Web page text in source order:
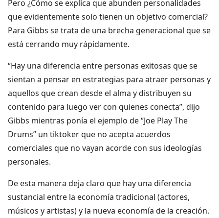
Pero ¿Cómo se explica que abunden personalidades
que evidentemente solo tienen un objetivo comercial?
Para Gibbs se trata de una brecha generacional que se
está cerrando muy rápidamente.
“Hay una diferencia entre personas exitosas que se
sientan a pensar en estrategias para atraer personas y
aquellos que crean desde el alma y distribuyen su
contenido para luego ver con quienes conecta”, dijo
Gibbs mientras ponía el ejemplo de “Joe Play The
Drums” un tiktoker que no acepta acuerdos
comerciales que no vayan acorde con sus ideologías
personales.
De esta manera deja claro que hay una diferencia
sustancial entre la economía tradicional (actores,
músicos y artistas) y la nueva economía de la creación.